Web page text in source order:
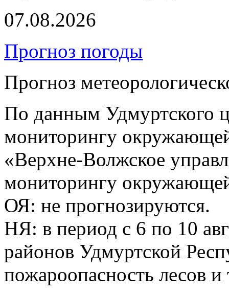
07.08.2026
Прогноз погоды
Прогноз
По данным Удмуртского
мониторингу
«Верхне-Волжское
мониторингу
ОЯ: не прогнозируются.
НЯ: в период с 6 по 10
районов Удмуртской
пожароопасность лесов